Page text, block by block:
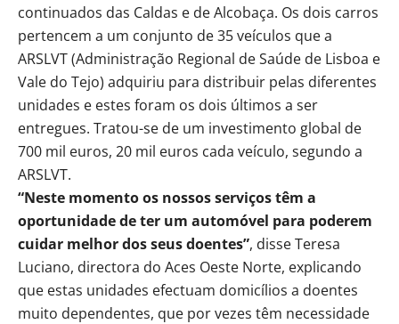
continuados das Caldas e de Alcobaça. Os dois carros
pertencem a um conjunto de 35 veículos que a
ARSLVT (Administração Regional de Saúde de Lisboa e
Vale do Tejo) adquiriu para distribuir pelas diferentes
unidades e estes foram os dois últimos a ser
entregues. Tratou-se de um investimento global de
700 mil euros, 20 mil euros cada veículo, segundo a
ARSLVT.
“Neste momento os nossos serviços têm a
oportunidade de ter um automóvel para poderem
cuidar melhor dos seus doentes”, disse Teresa
Luciano, directora do Aces Oeste Norte, explicando
que estas unidades efectuam domicílios a doentes
muito dependentes, que por vezes têm necessidade